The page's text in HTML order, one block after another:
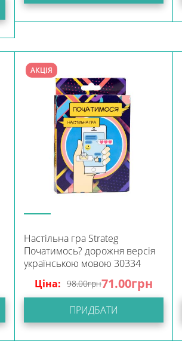
АКЦІЯ
Настільна гра Strateg
Початимось? дорожня версія
українською мовою 30334
Ціна: 98.00грн71.00грн
ПРИДБАТИ